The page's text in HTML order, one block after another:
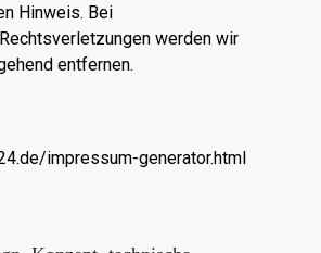
Hinweis. Bei
werden wir
entfernen.
impressum-generator.html